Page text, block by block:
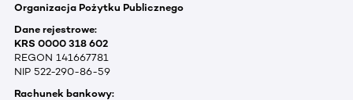
Organizacja Pożytku Publicznego
Dane rejestrowe:
KRS 0000 318 602
REGON 141667781
NIP 522-290-86-59
Rachunek bankowy: